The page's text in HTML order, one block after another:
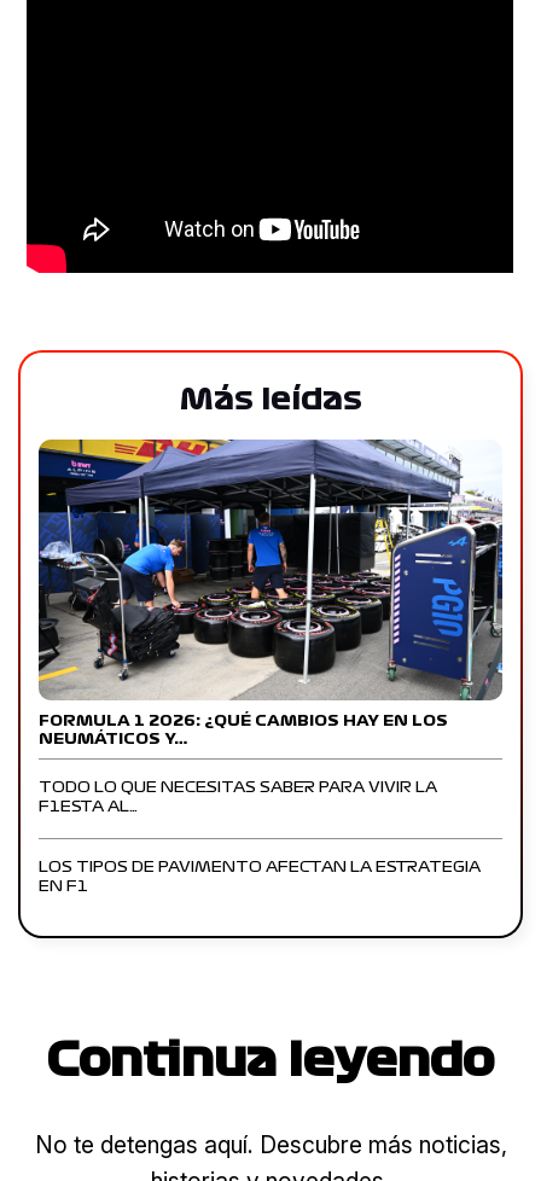
Más leídas
FORMULA 1 2026: ¿QUÉ CAMBIOS HAY EN LOS
NEUMÁTICOS Y…
TODO LO QUE NECESITAS SABER PARA VIVIR LA
F1ESTA AL…
LOS TIPOS DE PAVIMENTO AFECTAN LA ESTRATEGIA
EN F1
Continua leyendo
No te detengas aquí. Descubre más noticias,